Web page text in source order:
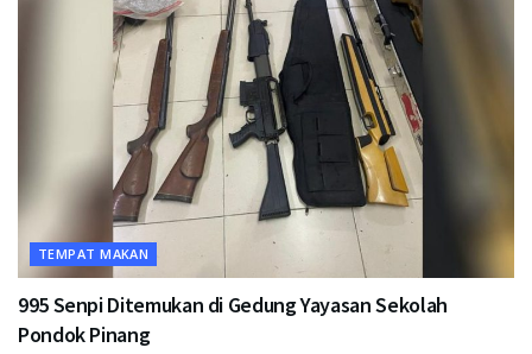
TEMPAT MAKAN
995 Senpi Ditemukan di Gedung Yayasan Sekolah
Pondok Pinang